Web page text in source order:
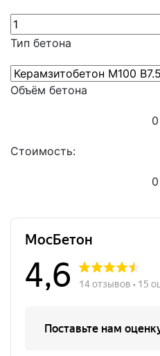
Тип бетона
Объём бетона
0
Стоимость:
0